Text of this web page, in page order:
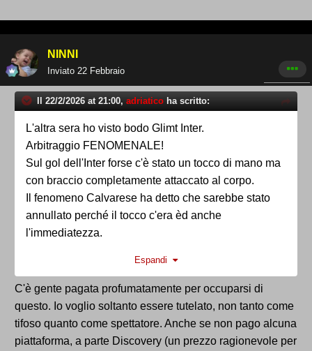
NINNI
Inviato 22 Febbraio
Il 22/2/2026 at 21:00, adriatico ha scritto:
L'altra sera ho visto bodo Glimt Inter.
Arbitraggio FENOMENALE!
Sul gol dell'Inter forse c'è stato un tocco di mano ma
con braccio completamente attaccato al corpo.
Il fenomeno Calvarese ha detto che sarebbe stato
annullato perché il tocco c'era èd anche
l'immediatezza.
Oltretutto, soprattutto nei contatti, andrebbe fatto
rivedere all'arbitro a velocità normale, non con i fermi
immagine.
Espandi
C'è gente pagata profumatamente per occuparsi di
questo. Io voglio soltanto essere tutelato, non tanto come
tifoso quanto come spettatore. Anche se non pago alcuna
piattaforma, a parte Discovery (un prezzo ragionevole per